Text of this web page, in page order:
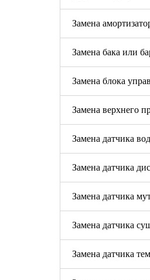
Замена
Замена бака или
Замена блока
Замена верхнего
Замена датчика
Замена датчика
Замена датчика
Замена датчика
Замена датчика